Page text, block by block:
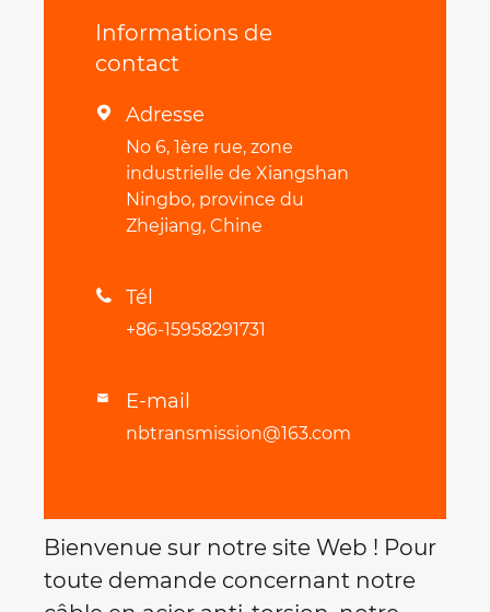
Informations de
contact
 Adresse
No 6, 1ère rue, zone
industrielle de Xiangshan
Ningbo, province du
Zhejiang, Chine
 Tél
+86-15958291731
 E-mail
nbtransmission@163.com
Bienvenue sur notre site Web ! Pour
toute demande concernant notre